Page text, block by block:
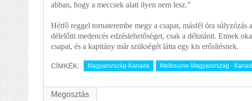
abban, hogy a meccsek alatt ilyen nem lesz.”
Hétfő reggel tornaterembe megy a csapat, másfél óra
délelőtti medencés edzéslehetőséget, csak a délutánit. Ennek
csapat, és a kapitány már szükségét látta egy kis erősítésnek.
CÍMKÉK: Magyarország-Kanada Melbourne Magyarország -
Megosztás